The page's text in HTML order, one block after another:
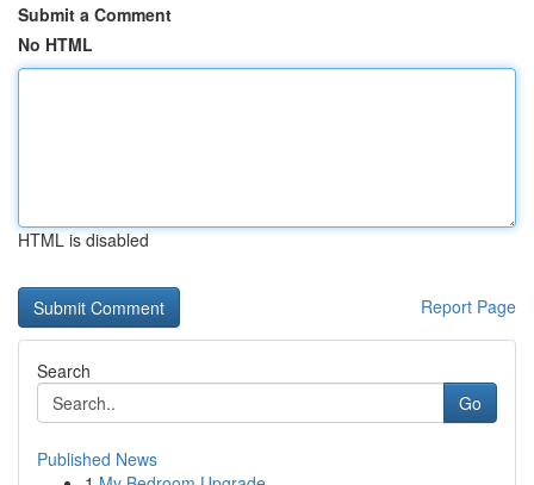
Submit a Comment
No HTML
HTML is disabled
Report Page
Search
Go
Published News